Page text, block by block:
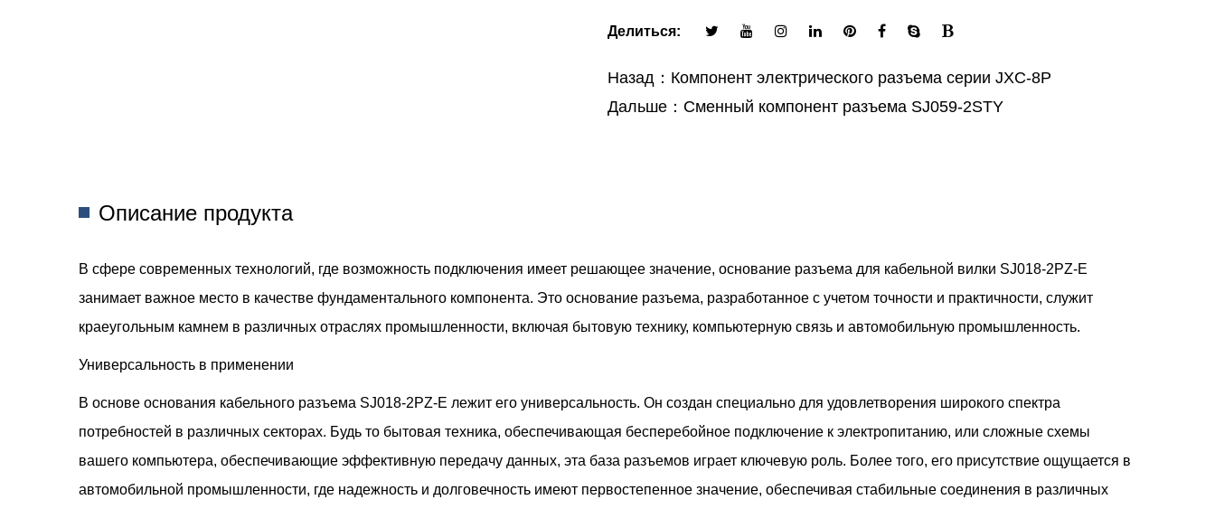
Делиться:
Назад：Компонент электрического разъема серии JXC-8P
Дальше：Сменный компонент разъема SJ059-2STY
Описание продукта
В сфере современных технологий, где возможность подключения имеет решающее значение, основание разъема для кабельной вилки SJ018-2PZ-E
занимает важное место в качестве фундаментального компонента. Это основание разъема, разработанное с учетом точности и практичности, служит
краеугольным камнем в различных отраслях промышленности, включая бытовую технику, компьютерную связь и автомобильную промышленность.
Универсальность в применении
В основе основания кабельного разъема SJ018-2PZ-E лежит его универсальность. Он создан специально для удовлетворения широкого спектра
потребностей в различных секторах. Будь то бытовая техника, обеспечивающая бесперебойное подключение к электропитанию, или сложные схемы
вашего компьютера, обеспечивающие эффективную передачу данных, эта база разъемов играет ключевую роль. Более того, его присутствие ощущается в
автомобильной промышленности, где надежность и долговечность имеют первостепенное значение, обеспечивая стабильные соединения в различных